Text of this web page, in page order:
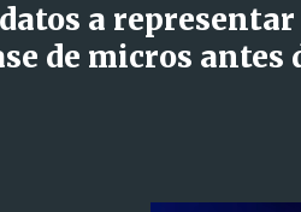
a
de micros antes